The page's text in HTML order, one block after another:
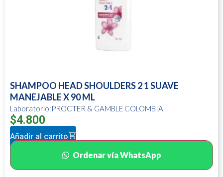
SHAMPOO HEAD SHOULDERS 2 1 SUAVE
MANEJABLE X 90 ML
Laboratorio:PROCTER & GAMBLE COLOMBIA
$4.800
Añadir al carrito
Ordenar vía WhatsApp